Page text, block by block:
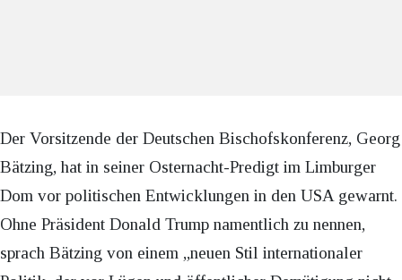
Der Vorsitzende der Deutschen Bischofskonferenz, Georg
Bätzing, hat in seiner Osternacht-Predigt im Limburger
Dom vor politischen Entwicklungen in den USA gewarnt.
Ohne Präsident Donald Trump namentlich zu nennen,
sprach Bätzing von einem „neuen Stil internationaler